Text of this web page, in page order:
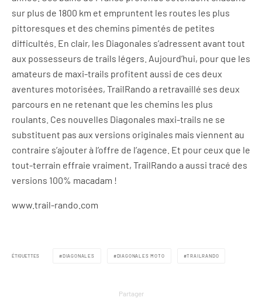
sur plus de 1800 km et empruntent les routes les plus
pittoresques et des chemins pimentés de petites
difficultés. En clair, les Diagonales s’adressent avant tout
aux possesseurs de trails légers. Aujourd’hui, pour que les
amateurs de maxi-trails profitent aussi de ces deux
aventures motorisées, TrailRando a retravaillé ses deux
parcours en ne retenant que les chemins les plus
roulants. Ces nouvelles Diagonales maxi-trails ne se
substituent pas aux versions originales mais viennent au
contraire s’ajouter à l’offre de l’agence. Et pour ceux que le
tout-terrain effraie vraiment, TrailRando a aussi tracé des
versions 100% macadam !
www.trail-rando.com
ÉTIQUETTES DIAGONALES DIAGONALES MOTO TRAILRANDO
Partager